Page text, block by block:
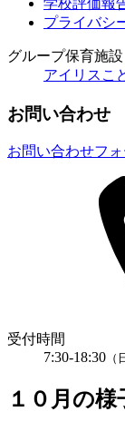
学校評価報
プライバシ
グループ保育施設
アイリスこ
お問い合わせ
お問い合わせフ
受付時間
7:30-18:30
１０月の様